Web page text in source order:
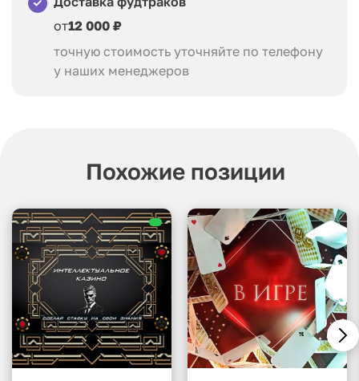
от12 000 ₽
точную стоимость уточняйте по телефону
у наших менеджеров
Похожие позиции